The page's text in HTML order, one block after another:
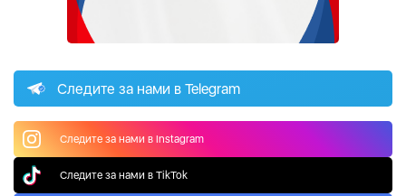
Следите за нами в Telegram
Следите за нами в Instagram
Следите за нами в TikTok